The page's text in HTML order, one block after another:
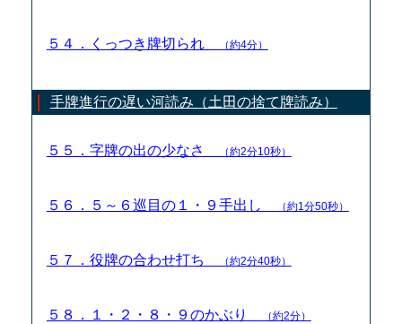
５４．くっつき牌切られ （約4分）
手牌進行の遅い河読み（土田の捨て牌読み）
５５．字牌の出の少なさ （約2分10秒）
５６．５～６巡目の１・９手出し （約1分50秒）
５７．役牌の合わせ打ち （約2分40秒）
５８．１・２・８・９のかぶり （約2分）